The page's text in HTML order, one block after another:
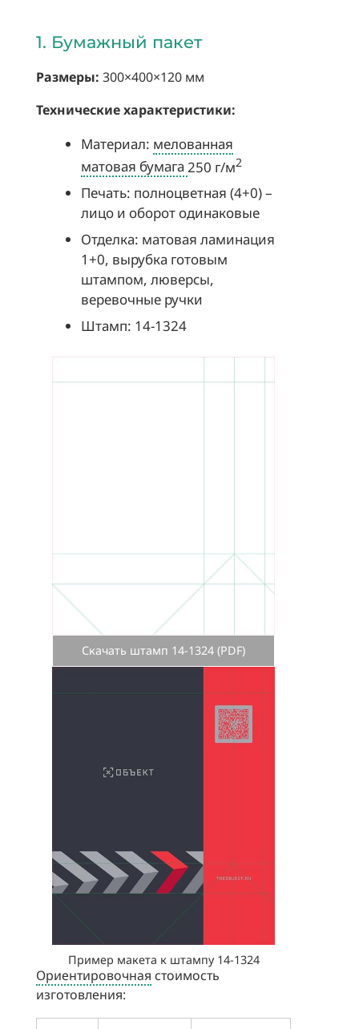
1. Бумажный пакет
Размеры: 300×400×120 мм
Технические характеристики:
Материал: мелованная
матовая бумага 250 г/м2
Печать: полноцветная (4+0) –
лицо и оборот одинаковые
Отделка: матовая ламинация
1+0, вырубка готовым
штампом, люверсы,
веревочные ручки
Штамп: 14-1324
Скачать штамп 14-1324 (PDF)
Пример макета к штампу 14-1324
Ориентировочная стоимость
изготовления: